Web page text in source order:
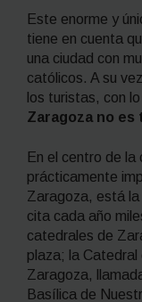
Este enorme y
tiene en cuenta
una ciudad con
católicos. A su
los turistas, con
Zaragoza no es
En el centro de
prácticamente
Zaragoza, está la
cita cada año
catedrales de
plaza; la Catedral
Zaragoza,
Basílica de